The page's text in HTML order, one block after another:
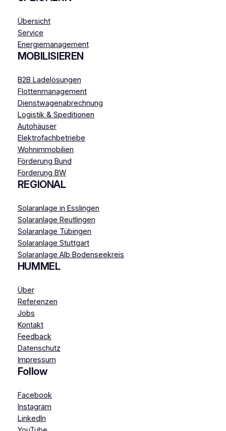
Übersicht
Service
Energiemanagement
MOBILISIEREN
B2B Ladelösungen
Flottenmanagement
Dienstwagenabrechnung
Logistik & Speditionen
Autohäuser
Elektrofachbetriebe
Wohnimmobilien
Förderung Bund
Förderung BW
REGIONAL
Solaranlage in Esslingen
Solaranlage Reutlingen
Solaranlage Tübingen
Solaranlage Stuttgart
Solaranlage Alb Bodenseekreis
HUMMEL
Über
Referenzen
Jobs
Kontakt
Feedback
Datenschutz
Impressum
Follow
Facebook
Instagram
LinkedIn